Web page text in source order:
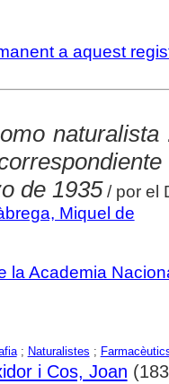
a aquest
de 1935/ por el
Miquel de
la Academia
; Naturalistes ;
i Cos, Joan